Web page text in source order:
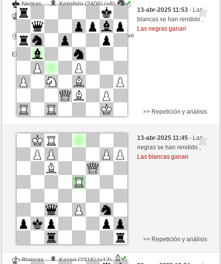
Negras
Kenshiro (2406) (+8)
Blancas
GLinos (2221) (-8)
Tiempo: 2 minutes/side + 0 seconds/move
Esta partida es por puntos
13-abr-2025 11:53- Las
blancas se han rendido ,
Las negras ganan
Negras
Kazan (2329) (+12)
Blancas
GLinos (2233) (-12)
Tiempo: 2 minutes/side + 0 seconds/move
Esta partida es por puntos
>> Repetición y análisis
13-abr-2025 11:45- Las
negras se han rendido ,
Las blancas ganan
Blancas
Kazan (2316) (+13)
>> Repetición y análisis